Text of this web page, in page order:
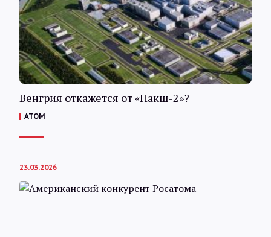
Венгрия откажется от «Пакш-2»?
АТОМ
23.03.2026